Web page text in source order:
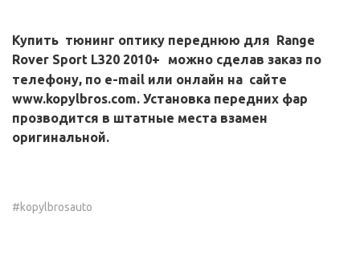
Купить тюнинг оптику переднюю для Range
Rover Sport L320 2010+
можно сделав заказ по
телефону, по e-mail или онлайн на сайте
www.kopylbros.com. Установка передних фар
прозводится в штатные места взамен
оригинальной.
#kopylbrosauto